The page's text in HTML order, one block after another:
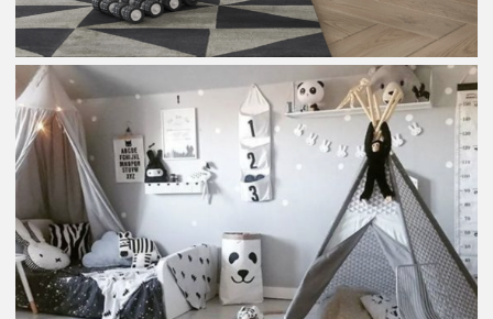
Unternehmen
Home
Über uns
Services
Portfolio
Kontakt
+41 78 4000 500
info@q-best.ch
Nach oben
Qbest Interior Design Studio
Ziegeleiweg 1
6048 Horw
Schweiz